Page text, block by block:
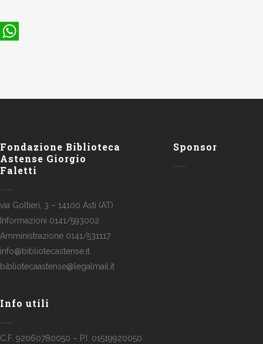
Fondazione Biblioteca
Astense Giorgio
Faletti
via Goltieri, 3 – 14100 Asti (AT)
Informazioni 0141/593002
Amministrazione 0141/531117
info@bibliotecastense.it
bibliotecaastense@legalmail.it
Info utili
C.F. 92060780050 – P.I. 01519920050
Sponsor